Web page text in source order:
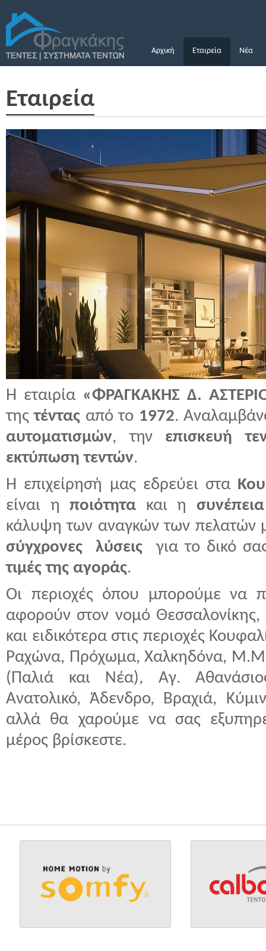
Αρχική Εταιρεία Νέα
Εταιρεία
Η εταιρία «ΦΡΑΓΚΑΚΗΣ Δ.
τηςτέντας από το 1972.
αυτοματισμών, την επισκευή
εκτύπωση τεντών.
H επιχείρησή μας εδρεύει στα
είναι ηποιότητα και η
κάλυψη των αναγκών των πελατών
σύγχρονες λύσεις για το δικό
τιμές της αγοράς.
Οι περιοχές όπου μπορούμε να
αφορούν στον νομό Θεσσαλονίκης,
και ειδικότερα στις περιοχές
Ραχώνα, Πρόχωμα, Χαλκηδόνα,
(Παλιά και Νέα), Αγ.
Ανατολικό, Άδενδρο, Βραχιά,
αλλά θα χαρούμε να σας
μέρος βρίσκεστε.